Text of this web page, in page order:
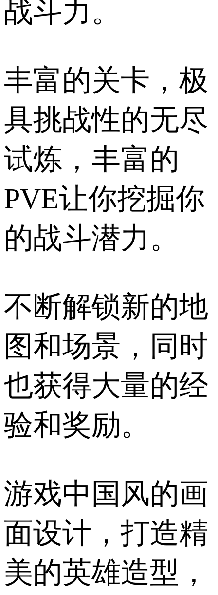
战斗力。
丰富的关卡，极
具挑战性的无尽
试炼，丰富的
PVE让你挖掘你
的战斗潜力。
不断解锁新的地
图和场景，同时
也获得大量的经
验和奖励。
游戏中国风的画
面设计，打造精
美的英雄造型，